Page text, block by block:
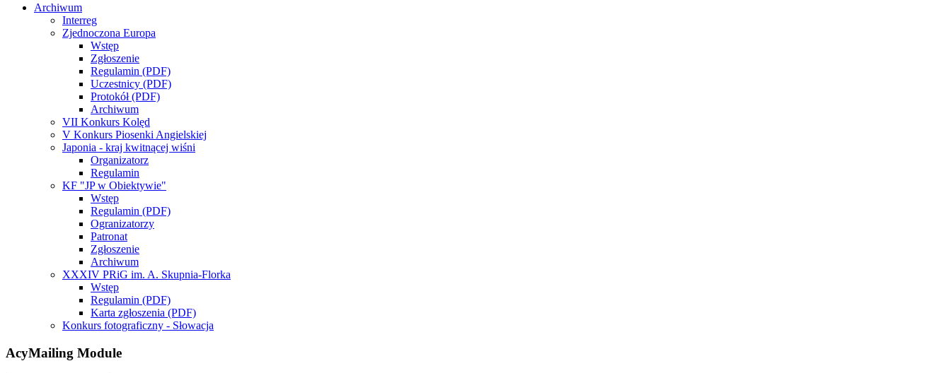
Archiwum
Interreg
Zjednoczona Europa
Wstęp
Zgłoszenie
Regulamin (PDF)
Uczestnicy (PDF)
Protokół (PDF)
Archiwum
VII Konkurs Kolęd
V Konkurs Piosenki Angielskiej
Japonia - kraj kwitnącej wiśni
Organizatorz
Regulamin
KF "JP w Obiektywie"
Wstęp
Regulamin (PDF)
Ogranizatorzy
Patronat
Zgłoszenie
Archiwum
XXXIV PRiG im. A. Skupnia-Florka
Wstęp
Regulamin (PDF)
Karta zgłoszenia (PDF)
Konkurs fotograficzny - Słowacja
AcyMailing Module